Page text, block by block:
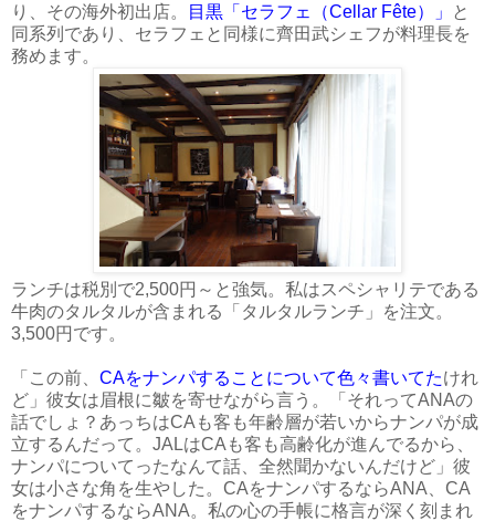
り、その海外初出店。
目黒「セラフェ（Cellar Fête）」
と
同系列であり、セラフェと同様に齊田武シェフが料理長を
務めます。
ランチは税別で2,500円～と強気。私はスペシャリテである
牛肉のタルタルが含まれる「タルタルランチ」を注文。
3,500円です。
「この前、 CAをナンパすることについて色々書いてたけれ
ど」彼女は眉根に皺を寄せながら言う。「それってANAの
話でしょ？あっちはCAも客も年齢層が若いからナンパが成
立するんだって。JALはCAも客も高齢化が進んでるから、
ナンパについてったなんて話、全然聞かないんだけど」彼
女は小さな角を生やした。CAをナンパするならANA、CA
をナンパするならANA。私の心の手帳に格言が深く刻まれ